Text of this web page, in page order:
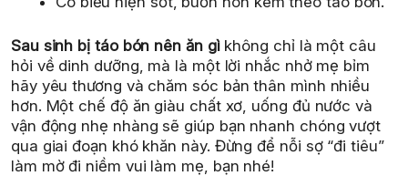
Sau sinh bị táo bón nên ăn gìkhông chỉ là một câu
hỏi về dinh dưỡng, mà là một lời nhắc nhở mẹ bỉm
hãy yêu thương và chăm sóc bản thân mình nhiều
hơn. Một chế độ ăn giàu chất xơ, uống đủ nước và
vận động nhẹ nhàng sẽ giúp bạn nhanh chóng vượt
qua giai đoạn khó khăn này. Đừng để nỗi sợ “đi tiêu”
làm mờ đi niềm vui làm mẹ, bạn nhé!